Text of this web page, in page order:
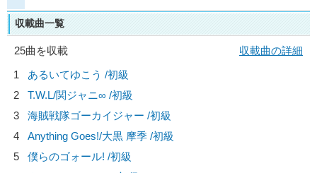
収載曲一覧
25曲を収載
収載曲の詳細
1
あるいてゆこう /初級
2
T.W.L/関ジャニ∞ /初級
3
海賊戦隊ゴーカイジャー /初級
4
Anything Goes!/大黒 摩季 /初級
5
僕らのゴォール! /初級